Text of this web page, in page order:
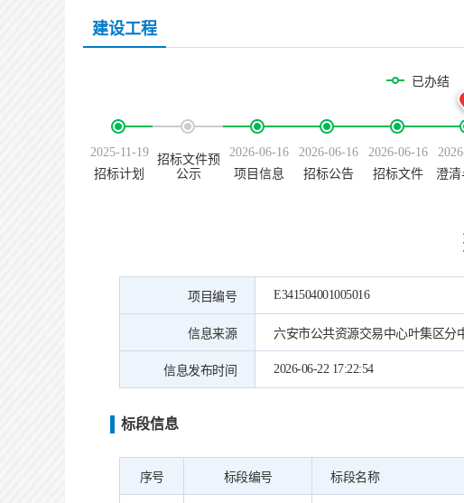
建设工程
已办结
2025-11-19
招标计划
招标文件预
公示
2026-06-16
项目信息
2026-06-16
招标公告
2026-06-16
招标文件
澄
项目编号 E341504001005016
信息来源 六安市公共资源交易中心叶集区分
信息发布时间 2026-06-22 17:22:54
标段信息
序号 标段编号 标段名称